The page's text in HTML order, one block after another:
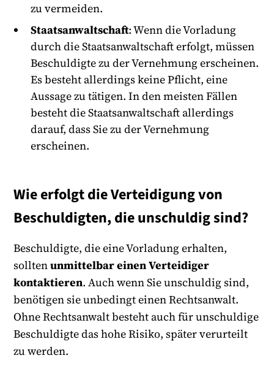
zu vermeiden.
Staatsanwaltschaft: Wenn die Vorladung
durch die Staatsanwaltschaft erfolgt, müssen
Beschuldigte zu der Vernehmung erscheinen.
Es besteht allerdings keine Pflicht, eine
Aussage zu tätigen. In den meisten Fällen
besteht die Staatsanwaltschaft allerdings
darauf, dass Sie zu der Vernehmung
erscheinen.
Wie erfolgt die Verteidigung von
Beschuldigten, die unschuldig sind?
Beschuldigte, die eine Vorladung erhalten,
solltenunmittelbar einen Verteidiger
kontaktieren. Auch wenn Sie unschuldig sind,
benötigen sie unbedingt einen Rechtsanwalt.
Ohne Rechtsanwalt besteht auch für unschuldige
Beschuldigte das hohe Risiko, später verurteilt
zu werden.